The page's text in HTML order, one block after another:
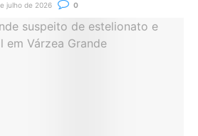
julho de 2026 0